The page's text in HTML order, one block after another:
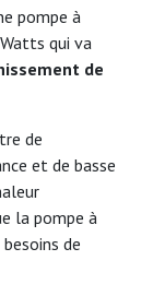
pompe à
qui va
de
de
et de basse
la pompe à
de